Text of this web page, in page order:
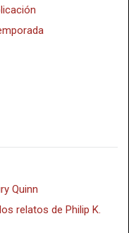
Quinn
relatos de Philip K.